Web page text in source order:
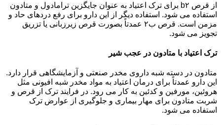
از قرص b۲ برای ترک اعتیاد به عنوان جایگزین ترامادول و متادون
استفاده می شود. استفاده دیگر از این دارو برای رفع دردهای حاد و
مزمن است. قرص ب۲ عمدتاً بصورت قرص زیرزبانی یا تزریق
تجویز می شود.
ترک اعتیاد با متادون در عجب شیر
متادون در دسته شبه داروی مخدر صنعتی و آزمایشگاهی قرار دارد.
این دارو عمدتاً برای درمان اعتیاد به مواد مخدر شبه افیونی مثل
هروئین، مورفین و کدئین به کار می رود. در فرایند ترک از قرص و
شربت متادون برای مهار بیماری و جلوگیری از عوارض ترک
استفاده می شود.